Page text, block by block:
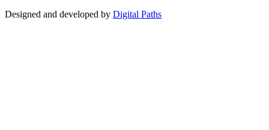
Designed and developed by Digital Paths